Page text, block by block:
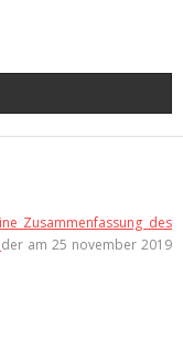
Zusammenfassung des
der am 25 november 2019